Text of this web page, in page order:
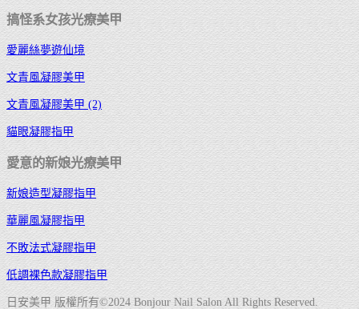
搞怪系女孩光療美甲
愛麗絲夢遊仙境
文青風凝膠美甲
文青風凝膠美甲 (2)
貓眼凝膠指甲
愛意的新娘光療美甲
新娘造型凝膠指甲
華麗風凝膠指甲
不敗法式凝膠指甲
低調裸色款凝膠指甲
日安美甲 版權所有©2024 Bonjour Nail Salon All Rights Reserved.